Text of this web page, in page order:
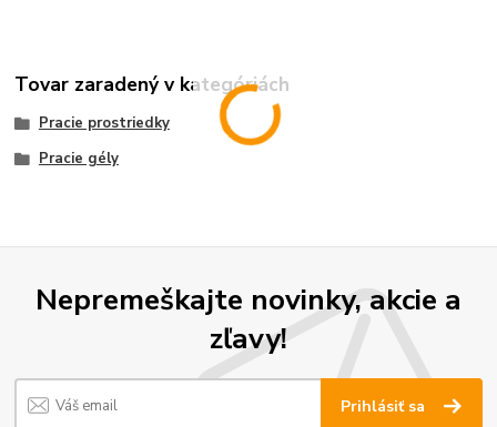
Tovar zaradený v kategóriách
Pracie prostriedky
Pracie gély
Nepremeškajte novinky, akcie a
zľavy!
Prihlásiť sa